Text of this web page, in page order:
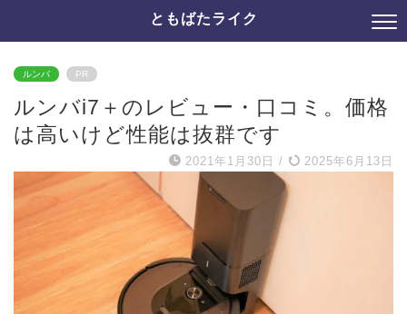
ともばたライク
ルンバ PR
ルンバi7＋のレビュー・口コミ。価格
は高いけど性能は抜群です
2021年1月30日 / 2025年6月13日